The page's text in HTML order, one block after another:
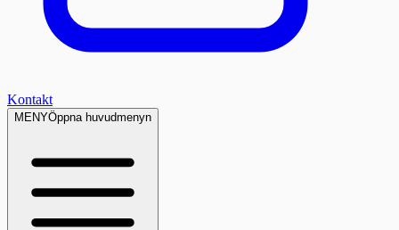
Kontakt
MENYÖppna huvudmenyn